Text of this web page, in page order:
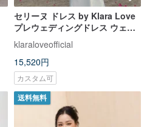
セリーヌ ドレス by Klara Love
プレウェディングドレス ウェデ
ィングドレス フォーマルドレス
ビーチドレス ホワイトドレス
klaraloveofficial
15,520円
カスタム可
送料無料